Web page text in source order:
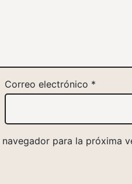
Correo electrónico *
para la próxima